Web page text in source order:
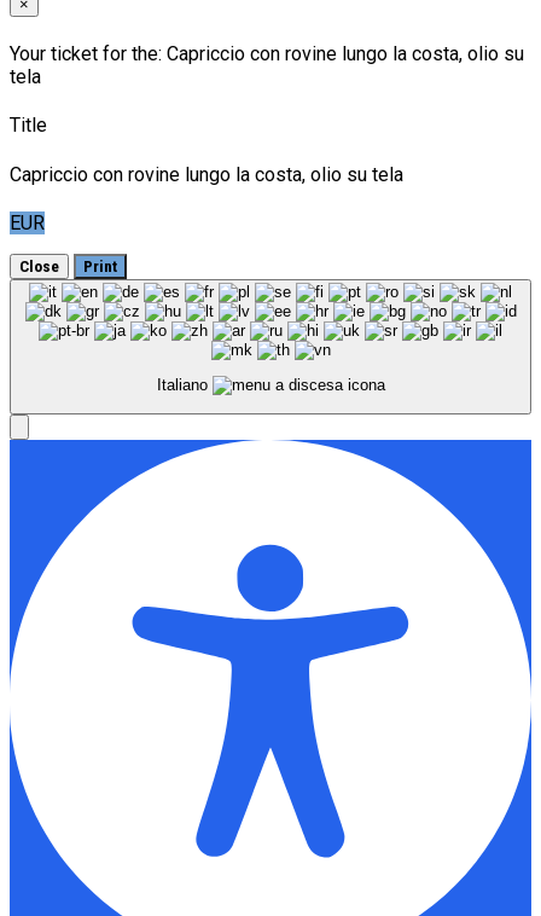
×
Your ticket for the: Capriccio con rovine lungo la costa, olio su
tela
Title
Capriccio con rovine lungo la costa, olio su tela
EUR
Close Print
Italiano